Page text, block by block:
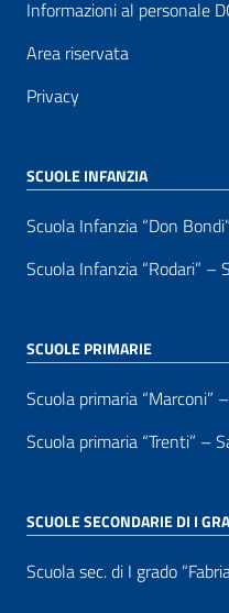
Informazioni al personale
Area riservata
Privacy
SCUOLE INFANZIA
Scuola Infanzia “Don
Scuola Infanzia “Rodari” –
SCUOLE PRIMARIE
Scuola primaria “Marconi”
Scuola primaria “Trenti” –
SCUOLE SECONDARIE DI I
Scuola sec. di I grado